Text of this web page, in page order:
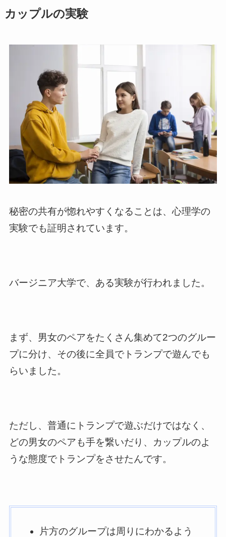
カップルの実験
秘密の共有が惚れやすくなることは、心理学の
実験でも証明されています。
バージニア大学で、ある実験が行われました。
まず、男女のペアをたくさん集めて2つのグルー
プに分け、その後に全員でトランプで遊んでも
らいました。
ただし、普通にトランプで遊ぶだけではなく、
どの男女のペアも手を繋いだり、カップルのよ
うな態度でトランプをさせたんです。
片方のグループは周りにわかるよう